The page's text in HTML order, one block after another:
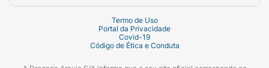
Termo de Uso
Portal da Privacidade
Covid-19
Código de Ética e Conduta